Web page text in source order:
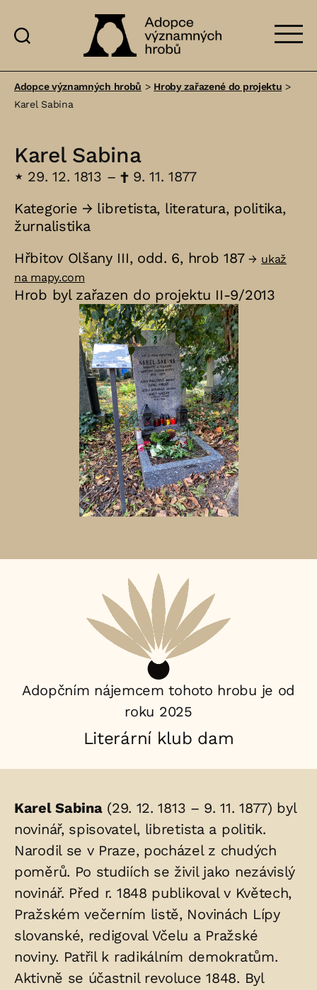
významných
Adopce významných hrobů > Hroby zařazené do projektu >
Karel Sabina
Karel Sabina
⋆ 29. 12. 1813 – †9. 11. 1877
Kategorie → libretista, literatura, politika,
žurnalistika
Hřbitov Olšany III, odd. 6, hrob 187 → ukaž
na mapy.com
Hrob byl zařazen do projektu II-9/2013
nájemce:
Adopčním nájemcem tohoto hrobu je od
roku 2025
Literární klub dam
Životopis
osoby/osob
uložených
v
hrobu:
Karel Sabina(29. 12. 1813 – 9. 11. 1877) byl
novinář, spisovatel, libretista a politik.
Narodil se v Praze, pocházel z chudých
poměrů. Po studiích se živil jako nezávislý
novinář. Před r. 1848 publikoval v Květech,
Pražském večerním listě, Novinách Lípy
slovanské, redigoval Včelu a Pražské
noviny. Patřil k radikálním demokratům.
Aktivně se účastnil revoluce 1848. Byl